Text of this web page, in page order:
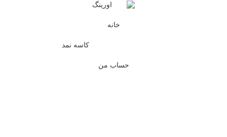
اورینگ
خانه
کاسه نمد
حساب من